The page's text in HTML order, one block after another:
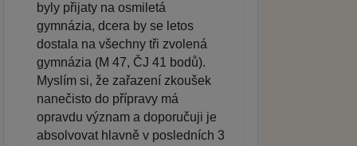
byly přijaty na osmiletá
gymnázia, dcera by se letos
dostala na všechny tři zvolená
gymnázia (M 47, ČJ 41 bodů).
Myslím si, že zařazení zkoušek
nanečisto do přípravy má
opravdu význam a doporučuji je
absolvovat hlavně v posledních 3